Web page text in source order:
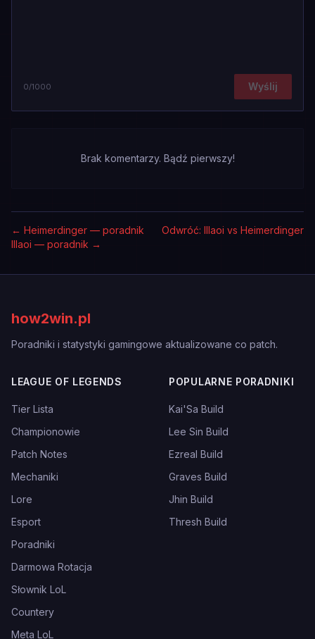
0/1000 Wyślij
Brak komentarzy. Bądź pierwszy!
← Heimerdinger — poradnik
Odwróć: Illaoi vs Heimerdinger
Illaoi — poradnik →
how2win.pl
Poradniki i statystyki gamingowe aktualizowane co patch.
LEAGUE OF LEGENDS
Tier Lista
Championowie
Patch Notes
Mechaniki
Lore
Esport
Poradniki
Darmowa Rotacja
Słownik LoL
Countery
Meta LoL
POPULARNE PORADNIKI
Kai'Sa Build
Lee Sin Build
Ezreal Build
Graves Build
Jhin Build
Thresh Build